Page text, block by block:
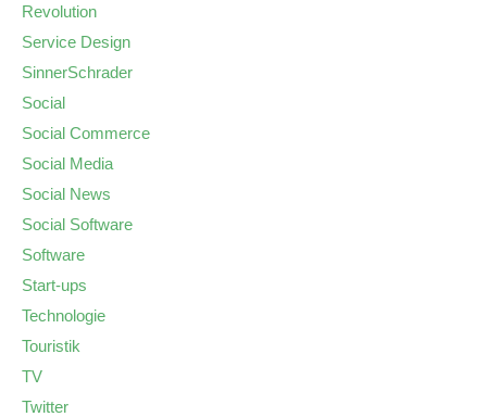
Revolution
Service Design
SinnerSchrader
Social
Social Commerce
Social Media
Social News
Social Software
Software
Start-ups
Technologie
Touristik
TV
Twitter